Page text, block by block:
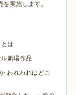
実施します。
とは
劇場作品
われわれはどこ